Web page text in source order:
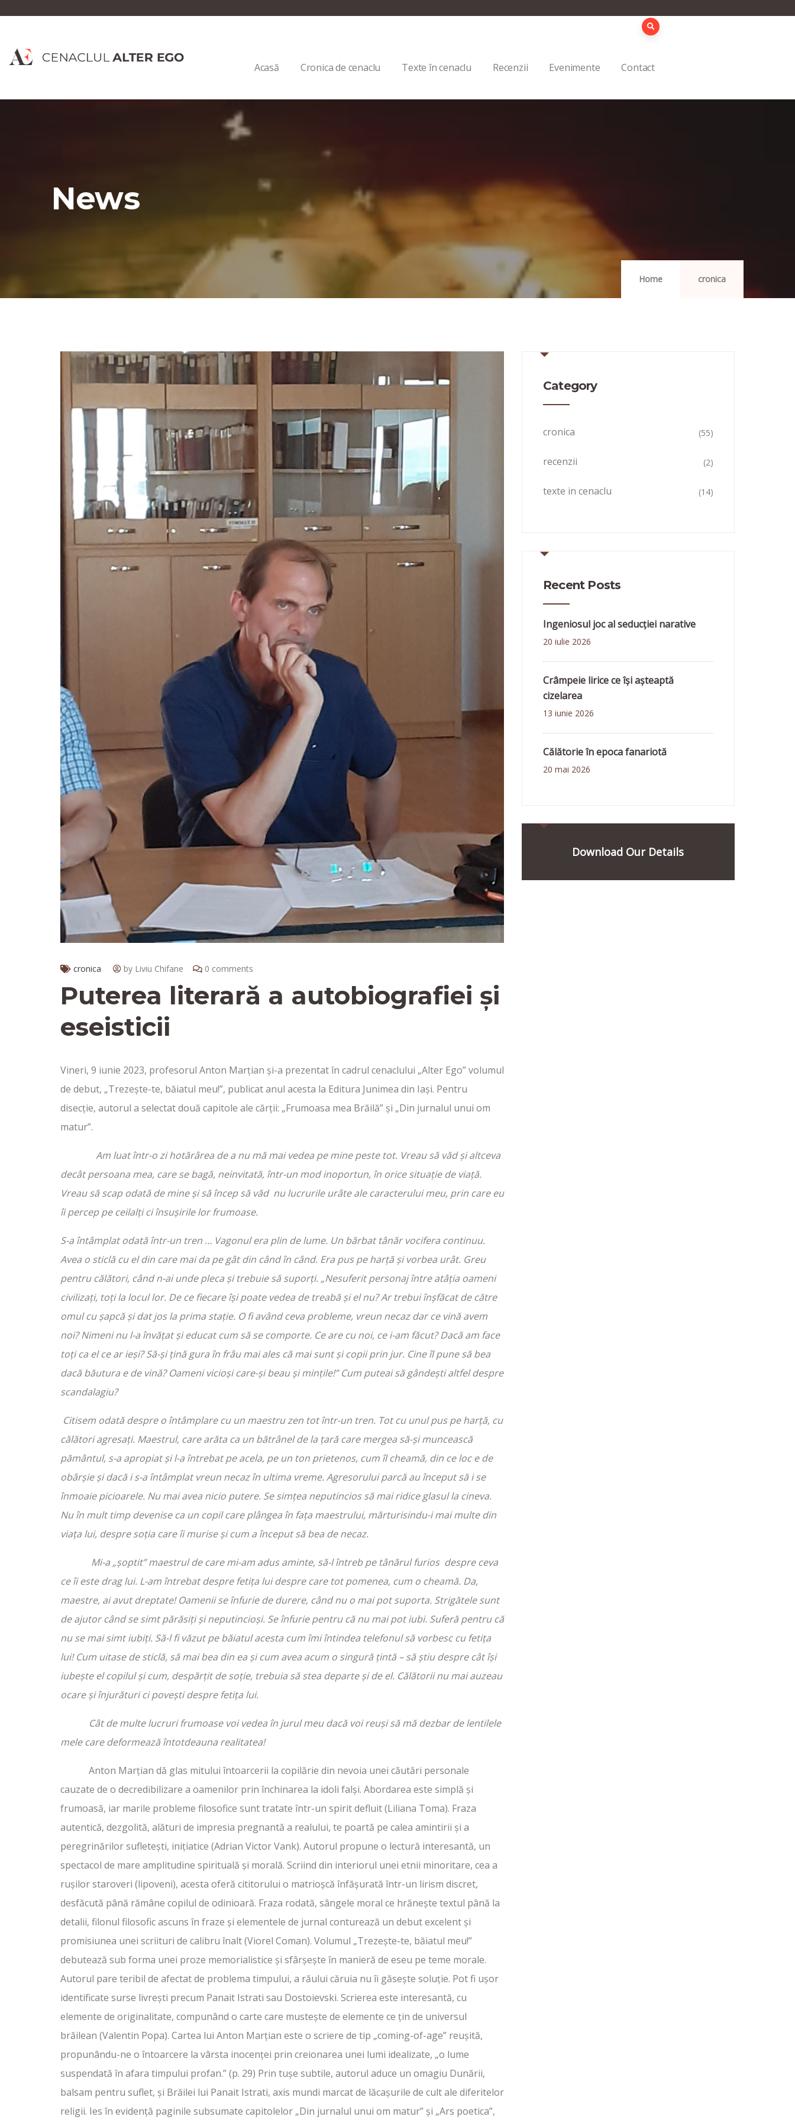
Acasă Cronica de cenaclu Texte în cenaclu Recenzii Evenimente Contact
News
Home cronica
cronica by Liviu Chifane 0 comments
Puterea literară a autobiografiei și
eseisticii
Vineri, 9 iunie 2023, profesorul Anton Marțian și-a prezentat în cadrul cenaclului „Alter Ego” volumul
de debut, „Trezește-te, băiatul meu!”, publicat anul acesta la Editura Junimea din Iași. Pentru
disecție, autorul a selectat două capitole ale cărții: „Frumoasa mea Brăilă” și „Din jurnalul unui om
matur”.
Am luat într-o zi hotărârea de a nu mă mai vedea pe mine peste tot. Vreau să văd și altceva
decât persoana mea, care se bagă, neinvitată, într-un mod inoportun, în orice situație de viață.
Vreau să scap odată de mine și să încep să văd nu lucrurile urâte ale caracterului meu, prin care eu
îi percep pe ceilalți ci însușirile lor frumoase.
S-a întâmplat odată într-un tren … Vagonul era plin de lume. Un bărbat tânăr vocifera continuu.
Avea o sticlă cu el din care mai da pe gât din când în când. Era pus pe harță și vorbea urât. Greu
pentru călători, când n-ai unde pleca și trebuie să suporți. „Nesuferit personaj între atâția oameni
civilizați, toți la locul lor. De ce fiecare își poate vedea de treabă și el nu? Ar trebui înșfăcat de către
omul cu șapcă și dat jos la prima stație. O fi având ceva probleme, vreun necaz dar ce vină avem
noi? Nimeni nu l-a învățat și educat cum să se comporte. Ce are cu noi, ce i-am făcut? Dacă am face
toți ca el ce ar ieși? Să-și țină gura în frâu mai ales că mai sunt și copii prin jur. Cine îl pune să bea
dacă băutura e de vină? Oameni vicioși care-și beau și mințile!” Cum puteai să gândești altfel despre
scandalagiu?
Citisem odată despre o întâmplare cu un maestru zen tot într-un tren. Tot cu unul pus pe harță, cu
călători agresați. Maestrul, care arăta ca un bătrânel de la țară care mergea să-și muncească
pământul, s-a apropiat și l-a întrebat pe acela, pe un ton prietenos, cum îl cheamă, din ce loc e de
obârșie și dacă i s-a întâmplat vreun necaz în ultima vreme. Agresorului parcă au început să i se
înmoaie picioarele. Nu mai avea nicio putere. Se simțea neputincios să mai ridice glasul la cineva.
Nu în mult timp devenise ca un copil care plângea în fața maestrului, mărturisindu-i mai multe din
viața lui, despre soția care îi murise și cum a început să bea de necaz.
Mi-a „șoptit” maestrul de care mi-am adus aminte, să-l întreb pe tânărul furios despre ceva
ce îi este drag lui. L-am întrebat despre fetița lui despre care tot pomenea, cum o cheamă. Da,
maestre, ai avut dreptate! Oamenii se înfurie de durere, când nu o mai pot suporta. Strigătele sunt
de ajutor când se simt părăsiți și neputincioși. Se înfurie pentru că nu mai pot iubi. Suferă pentru că
nu se mai simt iubiți. Să-l fi văzut pe băiatul acesta cum îmi întindea telefonul să vorbesc cu fetița
lui! Cum uitase de sticlă, să mai bea din ea și cum avea acum o singură țintă – să știu despre cât își
iubește el copilul și cum, despărțit de soție, trebuia să stea departe și de el. Călătorii nu mai auzeau
ocare și înjurături ci povești despre fetița lui.
Cât de multe lucruri frumoase voi vedea în jurul meu dacă voi reuși să mă dezbar de lentilele
mele care deformează întotdeauna realitatea!
Anton Marțian dă glas mitului întoarcerii la copilărie din nevoia unei căutări personale
cauzate de o decredibilizare a oamenilor prin închinarea la idoli falși. Abordarea este simplă și
frumoasă, iar marile probleme filosofice sunt tratate într-un spirit defluit (Liliana Toma). Fraza
autentică, dezgolită, alături de impresia pregnantă a realului, te poartă pe calea amintirii și a
peregrinărilor sufletești, inițiatice (Adrian Victor Vank). Autorul propune o lectură interesantă, un
spectacol de mare amplitudine spirituală și morală. Scriind din interiorul unei etnii minoritare, cea a
rușilor staroveri (lipoveni), acesta oferă cititorului o matrioșcă înfășurată într-un lirism discret,
desfăcută până rămâne copilul de odinioară. Fraza rodată, sângele moral ce hrănește textul până la
detalii, filonul filosofic ascuns în fraze și elementele de jurnal conturează un debut excelent și
promisiunea unei scriituri de calibru înalt (Viorel Coman). Volumul „Trezește-te, băiatul meu!”
debutează sub forma unei proze memorialistice și sfârșește în manieră de eseu pe teme morale.
Autorul pare teribil de afectat de problema timpului, a răului căruia nu îi găsește soluție. Pot fi ușor
identificate surse livrești precum Panait Istrati sau Dostoievski. Scrierea este interesantă, cu
elemente de originalitate, compunând o carte care mustește de elemente ce țin de universul
brăilean (Valentin Popa). Cartea lui Anton Marțian este o scriere de tip „coming-of-age” reușită,
propunându-ne o întoarcere la vârsta inocenței prin creionarea unei lumi idealizate, „o lume
suspendată în afara timpului profan.” (p. 29) Prin tușe subtile, autorul aduce un omagiu Dunării,
balsam pentru suflet, și Brăilei lui Panait Istrati, axis mundi marcat de lăcașurile de cult ale diferitelor
religii. Ies în evidență paginile subsumate capitolelor „Din jurnalul unui om matur” și „Ars poetica”,
Category
cronica (55)
recenzii (2)
texte in cenaclu (14)
Recent Posts
Ingeniosul joc al seducției narative
20 iulie 2026
Crâmpeie lirice ce își așteaptă
cizelarea
13 iunie 2026
Călătorie în epoca fanariotă
20 mai 2026
Download Our Details